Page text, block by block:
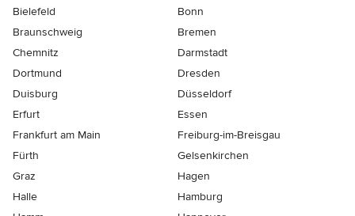
Bielefeld
Bonn
Braunschweig
Bremen
Chemnitz
Darmstadt
Dortmund
Dresden
Duisburg
Düsseldorf
Erfurt
Essen
Frankfurt am Main
Freiburg-im-Breisgau
Fürth
Gelsenkirchen
Graz
Hagen
Halle
Hamburg